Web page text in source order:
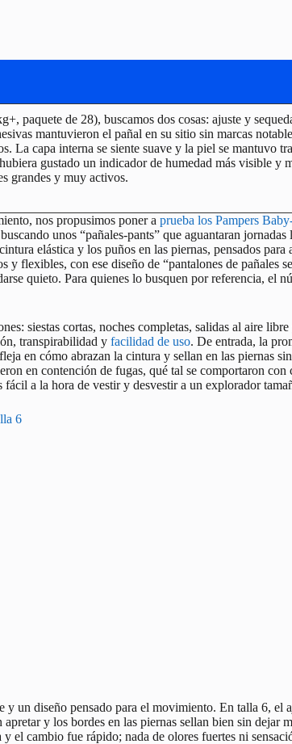
paquete de 28), buscamos dos cosas: ajuste y
mantuvieron el pañal en su sitio sin marcas
La capa interna se siente suave y la piel se mantuvo
gustado un indicador de humedad más visible y
grandes y muy activos.
nos propusimos poner a prueba los Pampers
unos “pañales-pants” que aguantaran jornadas
elástica y los puños en las piernas, pensados para
y flexibles, con ese diseño de “pantalones de pañales
quieto. Para quienes lo busquen por referencia, el
siestas cortas, noches completas, salidas al aire
transpirabilidad y facilidad de uso. De entrada, la
en cómo abrazan la cintura y sellan en las piernas
en contención de fugas, qué tal se comportaron con
a la hora de vestir y desvestir a un explorador
6
y un diseño pensado para el movimiento. En talla 6, el
apretar y los bordes en las piernas sellan bien sin dejar
el cambio fue rápido; nada de olores fuertes ni